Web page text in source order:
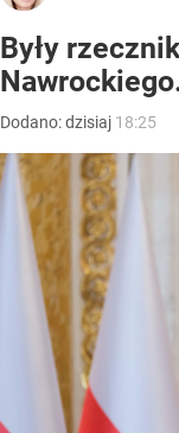
Były
Dodano:dzisiaj 18:25